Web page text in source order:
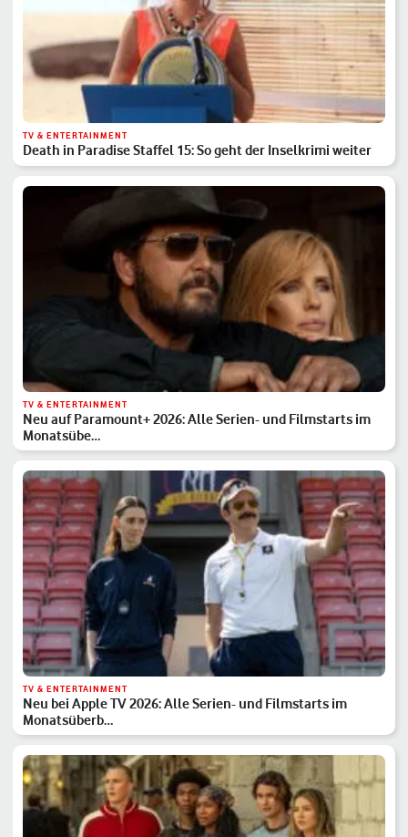
TV & ENTERTAINMENT
Death in Paradise Staffel 15: So geht der Inselkrimi weiter
TV & ENTERTAINMENT
Neu auf Paramount+ 2026: Alle Serien- und Filmstarts im
Monatsübe…
TV & ENTERTAINMENT
Neu bei Apple TV 2026: Alle Serien- und Filmstarts im
Monatsüberb…